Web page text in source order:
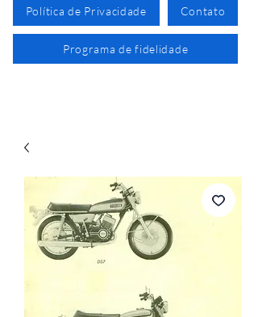
Política de Privacidade Contato
Programa de fidelidade